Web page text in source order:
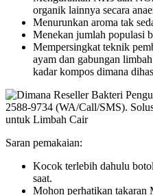
organik lainnya secara
Menurunkan aroma tak
Menekan jumlah populasi
Mempersingkat teknik
ayam dan gabungan
kadar kompos dimana
Saran pemakaian:
Kocok terlebih dahulu
saat.
Mohon perhatikan